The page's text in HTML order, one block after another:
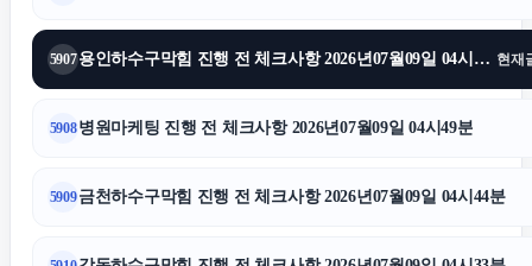
인스타 팔로워 늘리기
5907 용인하수구막힘 진행 전 체크사항 2026년07월09일 04시55분 현재
5908병원마케팅 진행 전 체크사항 2026년07월09일 04시49분
5909금천하수구막힘 진행 전 체크사항 2026년07월09일 04시44분